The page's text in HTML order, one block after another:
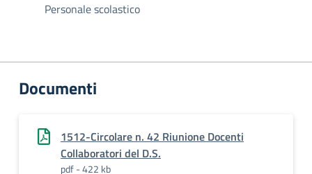
Personale scolastico
Documenti
1512-Circolare n. 42 Riunione Docenti
Collaboratori del D.S.
pdf - 422 kb